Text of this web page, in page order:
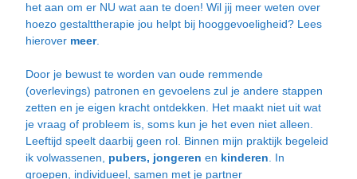
het aan om er NU wat aan te doen! Wil jij meer weten over
hoezo gestalttherapie jou helpt bij hooggevoeligheid? Lees
hierover meer.
Door je bewust te worden van oude remmende
(overlevings) patronen en gevoelens zul je andere stappen
zetten en je eigen kracht ontdekken. Het maakt niet uit wat
je vraag of probleem is, soms kun je het even niet alleen.
Leeftijd speelt daarbij geen rol. Binnen mijn praktijk begeleid
ik volwassenen, pubers, jongeren en kinderen. In
groepen, individueel, samen met je partner